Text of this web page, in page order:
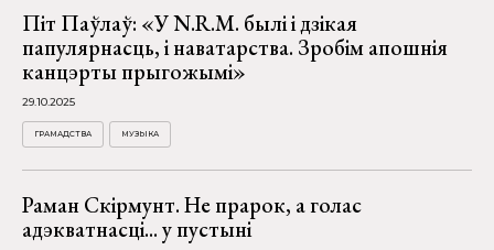
Піт Паўлаў: «У N.R.M. былі і дзікая
папулярнасць, і наватарства. Зробім апошнія
канцэрты прыгожымі»
29.10.2025
ГРАМАДСТВА МУЗЫКА
Раман Скірмунт. Не прарок, а голас
адэкватнасці... у пустыні